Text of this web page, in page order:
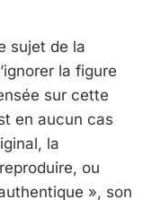
sujet de la
la figure
sur cette
en aucun cas
la
ou
», son